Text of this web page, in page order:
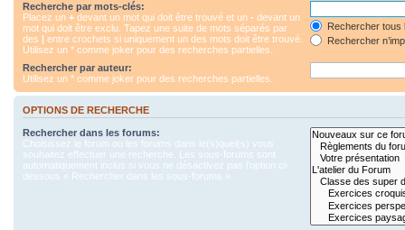
Recherche par mots-clés:
Placez un + devant un mot qui doit être trouvé et un - devant un
mot qui doit être exclu. Tapez une suite de mots séparés par
des | entre crochets si uniquement un des mots doit être trouvé.
Utilisez un * comme joker pour des recherches partielles.
Rechercher tous
Rechercher
Rechercher par auteur:
Utilisez un * comme joker pour des recherches partielles.
OPTIONS DE RECHERCHE
Rechercher dans les forums:
Choisissez le forum ou les forums dans le(s)quel(s) vous
souhaitez effectuer une recherche. Les sous-forums sont
automatiquement inclus si vous ne désactivez pas l’option ci-
dessous « Rechercher dans les sous-forums ».